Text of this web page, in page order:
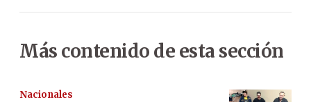
Más contenido de esta sección
Nacionales